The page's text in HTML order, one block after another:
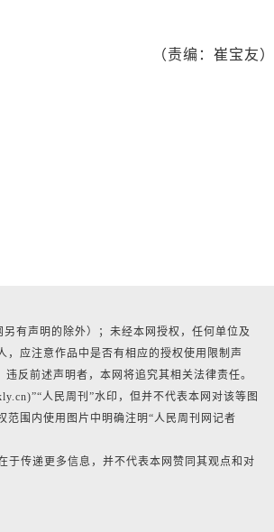
（责编：崔宝友）
有声明的除外）；未经本网授权，任何单位及
应注意作品中是否有相应的授权使用限制声
反前述声明者，本网将追究其相关法律责任。
人民周刊”水印，但并不代表本网对该等图
围内使用图片中明确注明“人民周刊网记者
于传递更多信息，并不代表本网赞同其观点和对